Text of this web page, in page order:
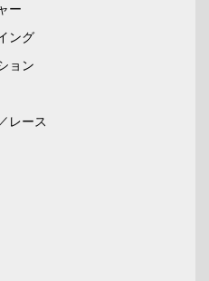
ー
ング
ョン
レース